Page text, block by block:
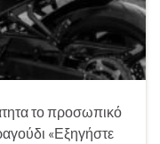
το προσωπικό
«Εξηγήστε